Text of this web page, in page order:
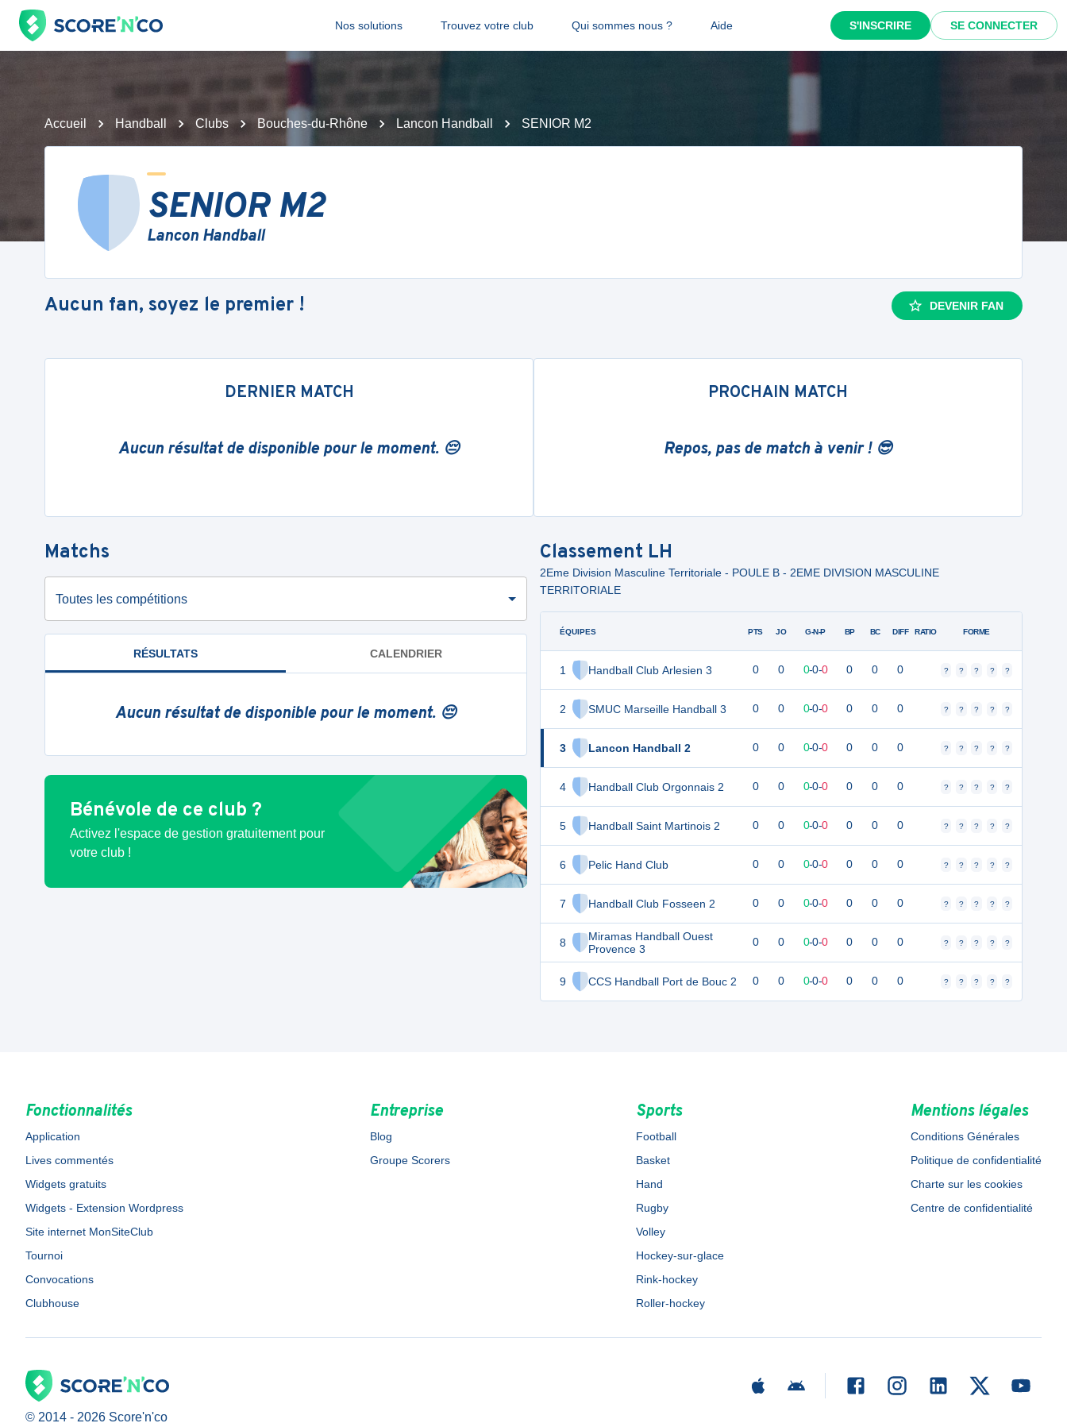
Nos solutions Trouvez votre club Qui sommes nous ? Aide S'INSCRIRE SE CONNECTER
Accueil Handball Clubs Bouches-du-Rhône Lancon Handball SENIOR M2
SENIOR M2
Lancon Handball
Aucun fan, soyez le premier ! DEVENIR FAN
DERNIER MATCH
Aucun résultat de disponible pour le moment. 😔
PROCHAIN MATCH
Repos, pas de match à venir ! 😎
Matchs
Toutes les compétitions
RÉSULTATS CALENDRIER
Aucun résultat de disponible pour le moment. 😔
Bénévole de ce club ?
Activez l'espace de gestion gratuitement pour
votre club !
Classement LH
2Eme Division Masculine Territoriale - POULE B - 2EME DIVISION MASCULINE
TERRITORIALE
ÉQUIPES
1 Handball Club Arlesien 3
2 SMUC Marseille Handball 3
3 Lancon Handball 2
4 Handball Club Orgonnais 2
5 Handball Saint Martinois 2
6 Pelic Hand Club
7 Handball Club Fosseen 2
8
Miramas Handball Ouest
Provence 3
9 CCS Handball Port de Bouc 2
PTS JO G-N-P BP BC DIFF RATIO FORME
0 0 0-0-0 0 0 0 ? ? ? ? ?
0 0 0-0-0 0 0 0 ? ? ? ? ?
0 0 0-0-0 0 0 0 ? ? ? ? ?
0 0 0-0-0 0 0 0 ? ? ? ? ?
0 0 0-0-0 0 0 0 ? ? ? ? ?
0 0 0-0-0 0 0 0 ? ? ? ? ?
0 0 0-0-0 0 0 0 ? ? ? ? ?
0 0 0-0-0 0 0 0 ? ? ? ? ?
0 0 0-0-0 0 0 0 ? ? ? ? ?
Fonctionnalités
Application
Lives commentés
Widgets gratuits
Widgets - Extension Wordpress
Site internet MonSiteClub
Tournoi
Convocations
Clubhouse
Entreprise
Blog
Groupe Scorers
Sports
Football
Basket
Hand
Rugby
Volley
Hockey-sur-glace
Rink-hockey
Roller-hockey
Mentions légales
Conditions Générales
Politique de confidentialité
Charte sur les cookies
Centre de confidentialité
© 2014 - 2026 Score'n'co